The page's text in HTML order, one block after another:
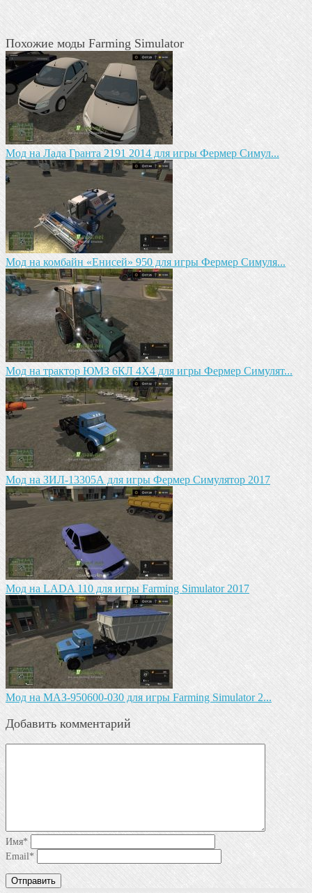
Похожие моды Farming Simulator
Мод на Лада Гранта 2191 2014 для игры Фермер Симул...
Мод на комбайн «Енисей» 950 для игры Фермер Симуля...
Мод на трактор ЮМЗ 6КЛ 4X4 для игры Фермер Симулят...
Мод на ЗИЛ-13305А для игры Фермер Симулятор 2017
Мод на LADA 110 для игры Farming Simulator 2017
Mод на МАЗ-950600-030 для игры Farming Simulator 2...
Добавить комментарий
Имя*
Email*